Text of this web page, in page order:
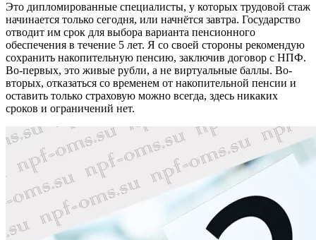
Это дипломированные специалисты, у которых трудовой стаж
начинается только сегодня, или начнётся завтра. Государство
отводит им срок для выбора варианта пенсионного
обеспечения в течение 5 лет. Я со своей стороны рекомендую
сохранить накопительную пенсию, заключив договор с НПФ.
Во-первых, это живые рубли, а не виртуальные баллы. Во-
вторых, отказаться со временем от накопительной пенсии и
оставить только страховую можно всегда, здесь никаких
сроков и ограничений нет.